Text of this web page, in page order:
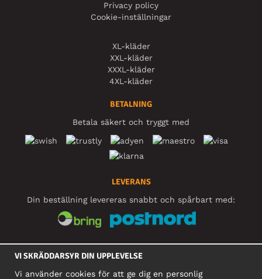
Privacy policy
Cookie-inställningar
XL-kläder
XXL-kläder
XXXL-kläder
4XL-kläder
BETALNING
Betala säkert och tryggt med
LEVERANS
Din beställning levereras snabbt och spårbart med:
VI SKRÄDDARSYR DIN UPPLEVELSE
Vi använder cookies för att ge dig en personlig